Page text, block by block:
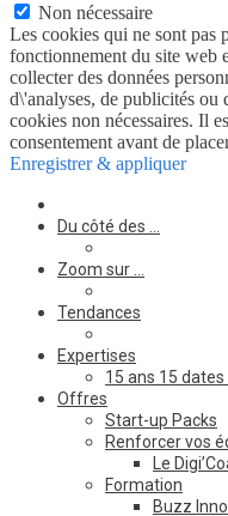
Non nécessaire
Les cookies qui ne sont pas
fonctionnement du site web
collecter des données
d\'analyses, de publicités ou
cookies non nécessaires. Il
consentement avant de
Enregistrer & appliquer
Du côté des …
Zoom sur …
Tendances
Expertises
15 ans 15 dates
Offres
Start-up Packs
Renforcer vos
Le
Formation
Buzz